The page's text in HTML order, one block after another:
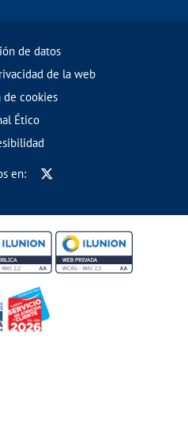
de datos
de la web
de cookies
Ético
en: